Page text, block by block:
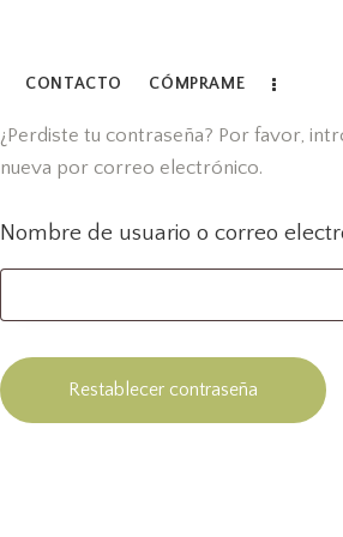
CONTACTO CÓMPRAME
¿Perdiste tu contraseña? Por favor,
nueva por correo electrónico.
Nombre de usuario o correo
Restablecer contraseña